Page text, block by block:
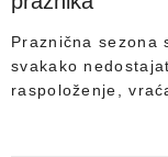
Praznična sezona
svakako
raspoloženje,